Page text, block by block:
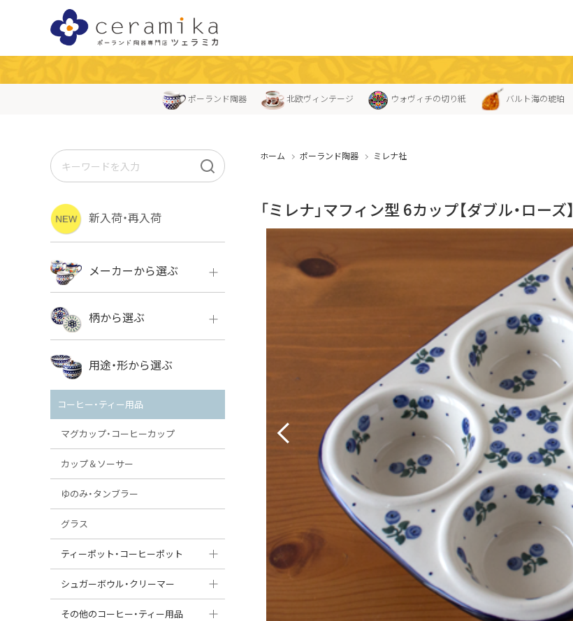
ポーランド陶器 北欧ヴィンテージ ウォヴィチの切り紙 バルト海の琥珀
ホーム ポーランド陶器 ミレナ社
「ミレナ」マフィン型 6カップ【ダブル・ローズ】
新入荷・再入荷
メーカーから選ぶ
ボレス
VENA
ミレナ
柄から選ぶ
ボレス
用途・形から選ぶ
コーヒー・ティー用品
マグカップ・コーヒーカップ
カップ＆ソーサー
ゆのみ・タンブラー
グラス
ティーポット・コーヒーポット
ティーポット
コーヒーポット
シュガーボウル・クリーマー
シュガーボウル
その他のコーヒー・ティー用品